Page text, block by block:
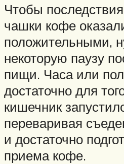
Чтобы
чашки кофе
положительными,
некоторую паузу
пищи. Часа или
достаточно для
кишечник
переваривая
и достаточно
приема кофе.